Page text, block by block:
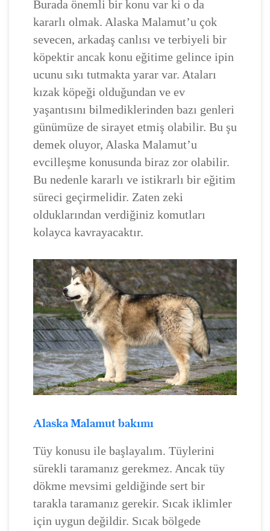
Burada önemli bir konu var ki o da
kararlı olmak. Alaska Malamut’u çok
sevecen, arkadaş canlısı ve terbiyeli bir
köpektir ancak konu eğitime gelince ipin
ucunu sıkı tutmakta yarar var. Ataları
kızak köpeği olduğundan ve ev
yaşantısını bilmediklerinden bazı genleri
günümüze de sirayet etmiş olabilir. Bu şu
demek oluyor, Alaska Malamut’u
evcilleşme konusunda biraz zor olabilir.
Bu nedenle kararlı ve istikrarlı bir eğitim
süreci geçirmelidir. Zaten zeki
olduklarından verdiğiniz komutları
kolayca kavrayacaktır.
Alaska Malamut bakımı
Tüy konusu ile başlayalım. Tüylerini
sürekli taramanız gerekmez. Ancak tüy
dökme mevsimi geldiğinde sert bir
tarakla taramanız gerekir. Sıcak iklimler
için uygun değildir. Sıcak bölgede